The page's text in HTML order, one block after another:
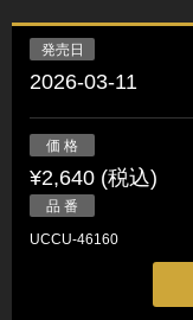
発売日
2026-03-11
価 格
¥2,640 (税込)
品 番
UCCU-46160